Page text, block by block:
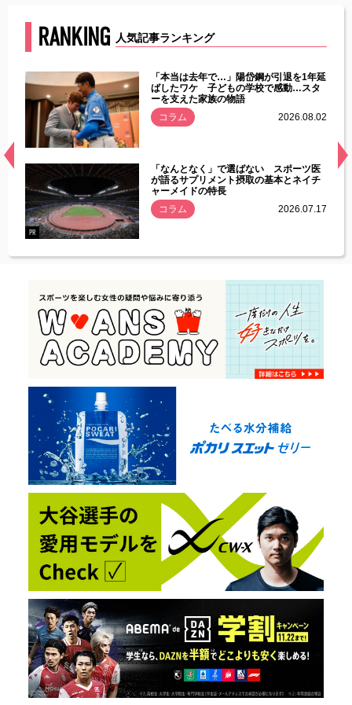
RANKING 人気記事ランキング
常
「本当は去年で…」陽岱鋼が引退を1年延
ばしたワケ 子どもの学校で感動…スタ
ーを支えた家族の物語
コラム
2026.08.02
PR
「なんとなく」で選ばない スポーツ医
が語るサプリメント摂取の基本とネイチ
ャーメイドの特長
コラム
2026.07.17